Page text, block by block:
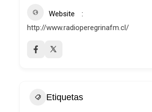
Website
http://www.radioperegrinafm.cl/
Etiquetas